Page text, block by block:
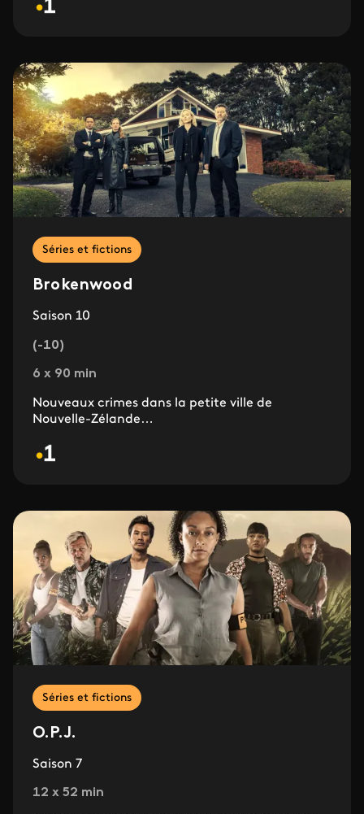
Séries et fictions
Brokenwood
Saison 10
(-10)
6 x 90 min
Nouveaux crimes dans la petite ville de
Nouvelle-Zélande…
Séries et fictions
O.P.J.
Saison 7
12 x 52 min